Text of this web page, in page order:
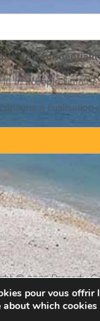
de
lu et accepte l’info de
à
© 2025 Property
pour vous offrir
about which